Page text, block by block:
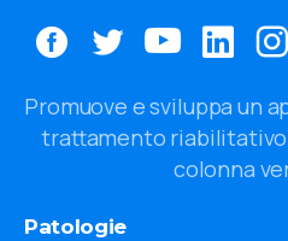
Promuove e sviluppa un
trattamento
colonna
Patologie